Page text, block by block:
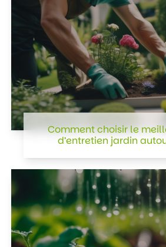
Comment choisir le
d’entretien jardin